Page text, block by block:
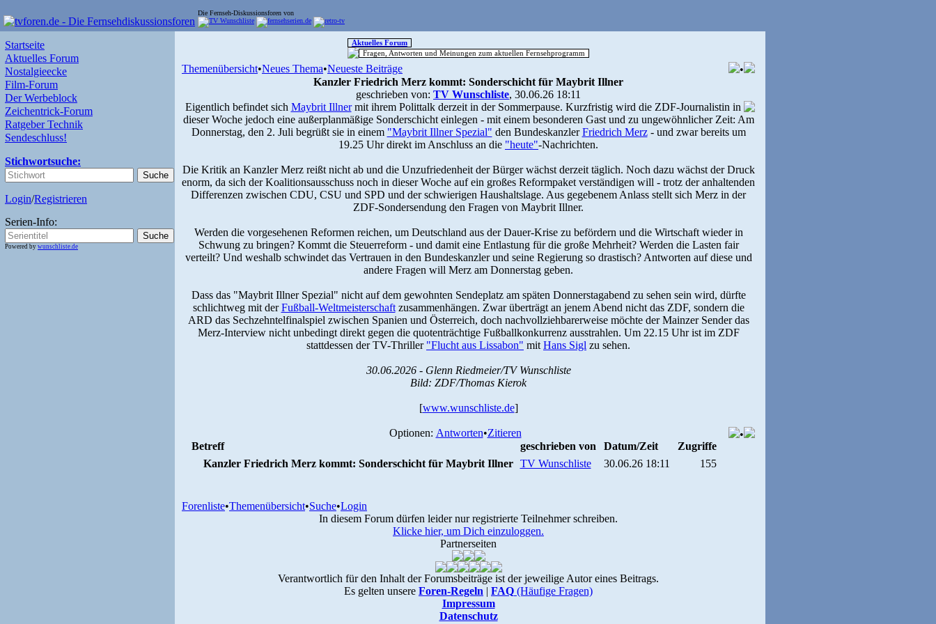
Die Fernseh-Diskussionsforen von
Startseite
Aktuelles Forum
Nostalgieecke
Film-Forum
Der Werbeblock
Zeichentrick-Forum
Ratgeber Technik
Sendeschluss!
Stichwortsuche:
Login/Registrieren
Serien-Info:
Powered by wunschliste.de
Aktuelles Forum
Fragen, Antworten und Meinungen zum aktuellen Fernsehprogramm
Themenübersicht•Neues Thema•Neueste Beiträge
•
Kanzler Friedrich Merz kommt: Sonderschicht für Maybrit Illner
geschrieben von: TV Wunschliste, 30.06.26 18:11
Eigentlich befindet sich Maybrit Illnermit ihrem Polittalk derzeit in der Sommerpause. Kurzfristig wird die ZDF-Journalistin in
dieser Woche jedoch eine außerplanmäßige Sonderschicht einlegen - mit einem besonderen Gast und zu ungewöhnlicher Zeit: Am
Donnerstag, den 2. Juli begrüßt sie in einem "Maybrit Illner Spezial" den BundeskanzlerFriedrich Merz- und zwar bereits um
19.25 Uhr direkt im Anschluss an die "heute"-Nachrichten.
Die Kritik an Kanzler Merz reißt nicht ab und die Unzufriedenheit der Bürger wächst derzeit täglich. Noch dazu wächst der Druck
enorm, da sich der Koalitionsausschuss noch in dieser Woche auf ein großes Reformpaket verständigen will - trotz der anhaltenden
Differenzen zwischen CDU, CSU und SPD und der schwierigen Haushaltslage. Aus gegebenem Anlass stellt sich Merz in der
ZDF-Sondersendung den Fragen von Maybrit Illner.
Werden die vorgesehenen Reformen reichen, um Deutschland aus der Dauer-Krise zu befördern und die Wirtschaft wieder in
Schwung zu bringen? Kommt die Steuerreform - und damit eine Entlastung für die große Mehrheit? Werden die Lasten fair
verteilt? Und weshalb schwindet das Vertrauen in den Bundeskanzler und seine Regierung so drastisch? Antworten auf diese und
andere Fragen will Merz am Donnerstag geben.
Dass das "Maybrit Illner Spezial" nicht auf dem gewohnten Sendeplatz am späten Donnerstagabend zu sehen sein wird, dürfte
schlichtweg mit derFußball-Weltmeisterschaftzusammenhängen. Zwar überträgt an jenem Abend nicht das ZDF, sondern die
ARD das Sechzehntelfinalspiel zwischen Spanien und Österreich, doch nachvollziehbarerweise möchte der Mainzer Sender das
Merz-Interview nicht unbedingt direkt gegen die quotenträchtige Fußballkonkurrenz ausstrahlen. Um 22.15 Uhr ist im ZDF
stattdessen der TV-Thriller "Flucht aus Lissabon" mitHans Sigl zu sehen.
30.06.2026 - Glenn Riedmeier/TV Wunschliste
Bild: ZDF/Thomas Kierok
[www.wunschliste.de]
•
Optionen: Antworten•Zitieren
Betreff
geschrieben von Datum/Zeit
Zugriffe
Kanzler Friedrich Merz kommt: Sonderschicht für Maybrit Illner
TV Wunschliste 30.06.26 18:11 155
Forenliste•Themenübersicht•Suche•Login
In diesem Forum dürfen leider nur registrierte Teilnehmer schreiben.
Klicke hier, um Dich einzuloggen.
Partnerseiten
Verantwortlich für den Inhalt der Forumsbeiträge ist der jeweilige Autor eines Beitrags.
Es gelten unsere Foren-Regeln | FAQ (Häufige Fragen)
Impressum
Datenschutz